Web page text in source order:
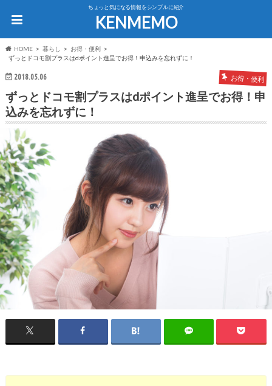
ちょっと気になる情報をシンプルに紹介
KENMEMO
HOME 暮らし
お得・便利
ずっとドコモ割プラスはdポイント進呈でお得！申込みを忘れずに！
2018.05.06 お得・便利
ずっとドコモ割プラスはdポイント進呈でお得！申
込みを忘れずに！